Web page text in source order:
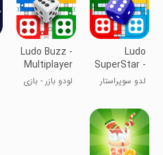
Ludo
SuperStar -
Board
Game
لدو سوپراستار
Ludo Buzz -
Multiplayer
Game
لودو بازر - بازی